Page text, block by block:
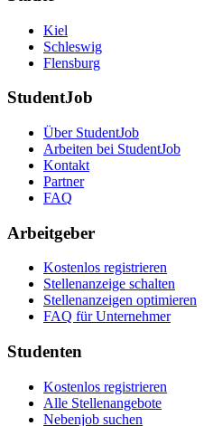
Kiel
Schleswig
Flensburg
StudentJob
Über StudentJob
Arbeiten bei StudentJob
Kontakt
Partner
FAQ
Arbeitgeber
Kostenlos registrieren
Stellenanzeige schalten
Stellenanzeigen optimieren
FAQ für Unternehmer
Studenten
Kostenlos registrieren
Alle Stellenangebote
Nebenjob suchen